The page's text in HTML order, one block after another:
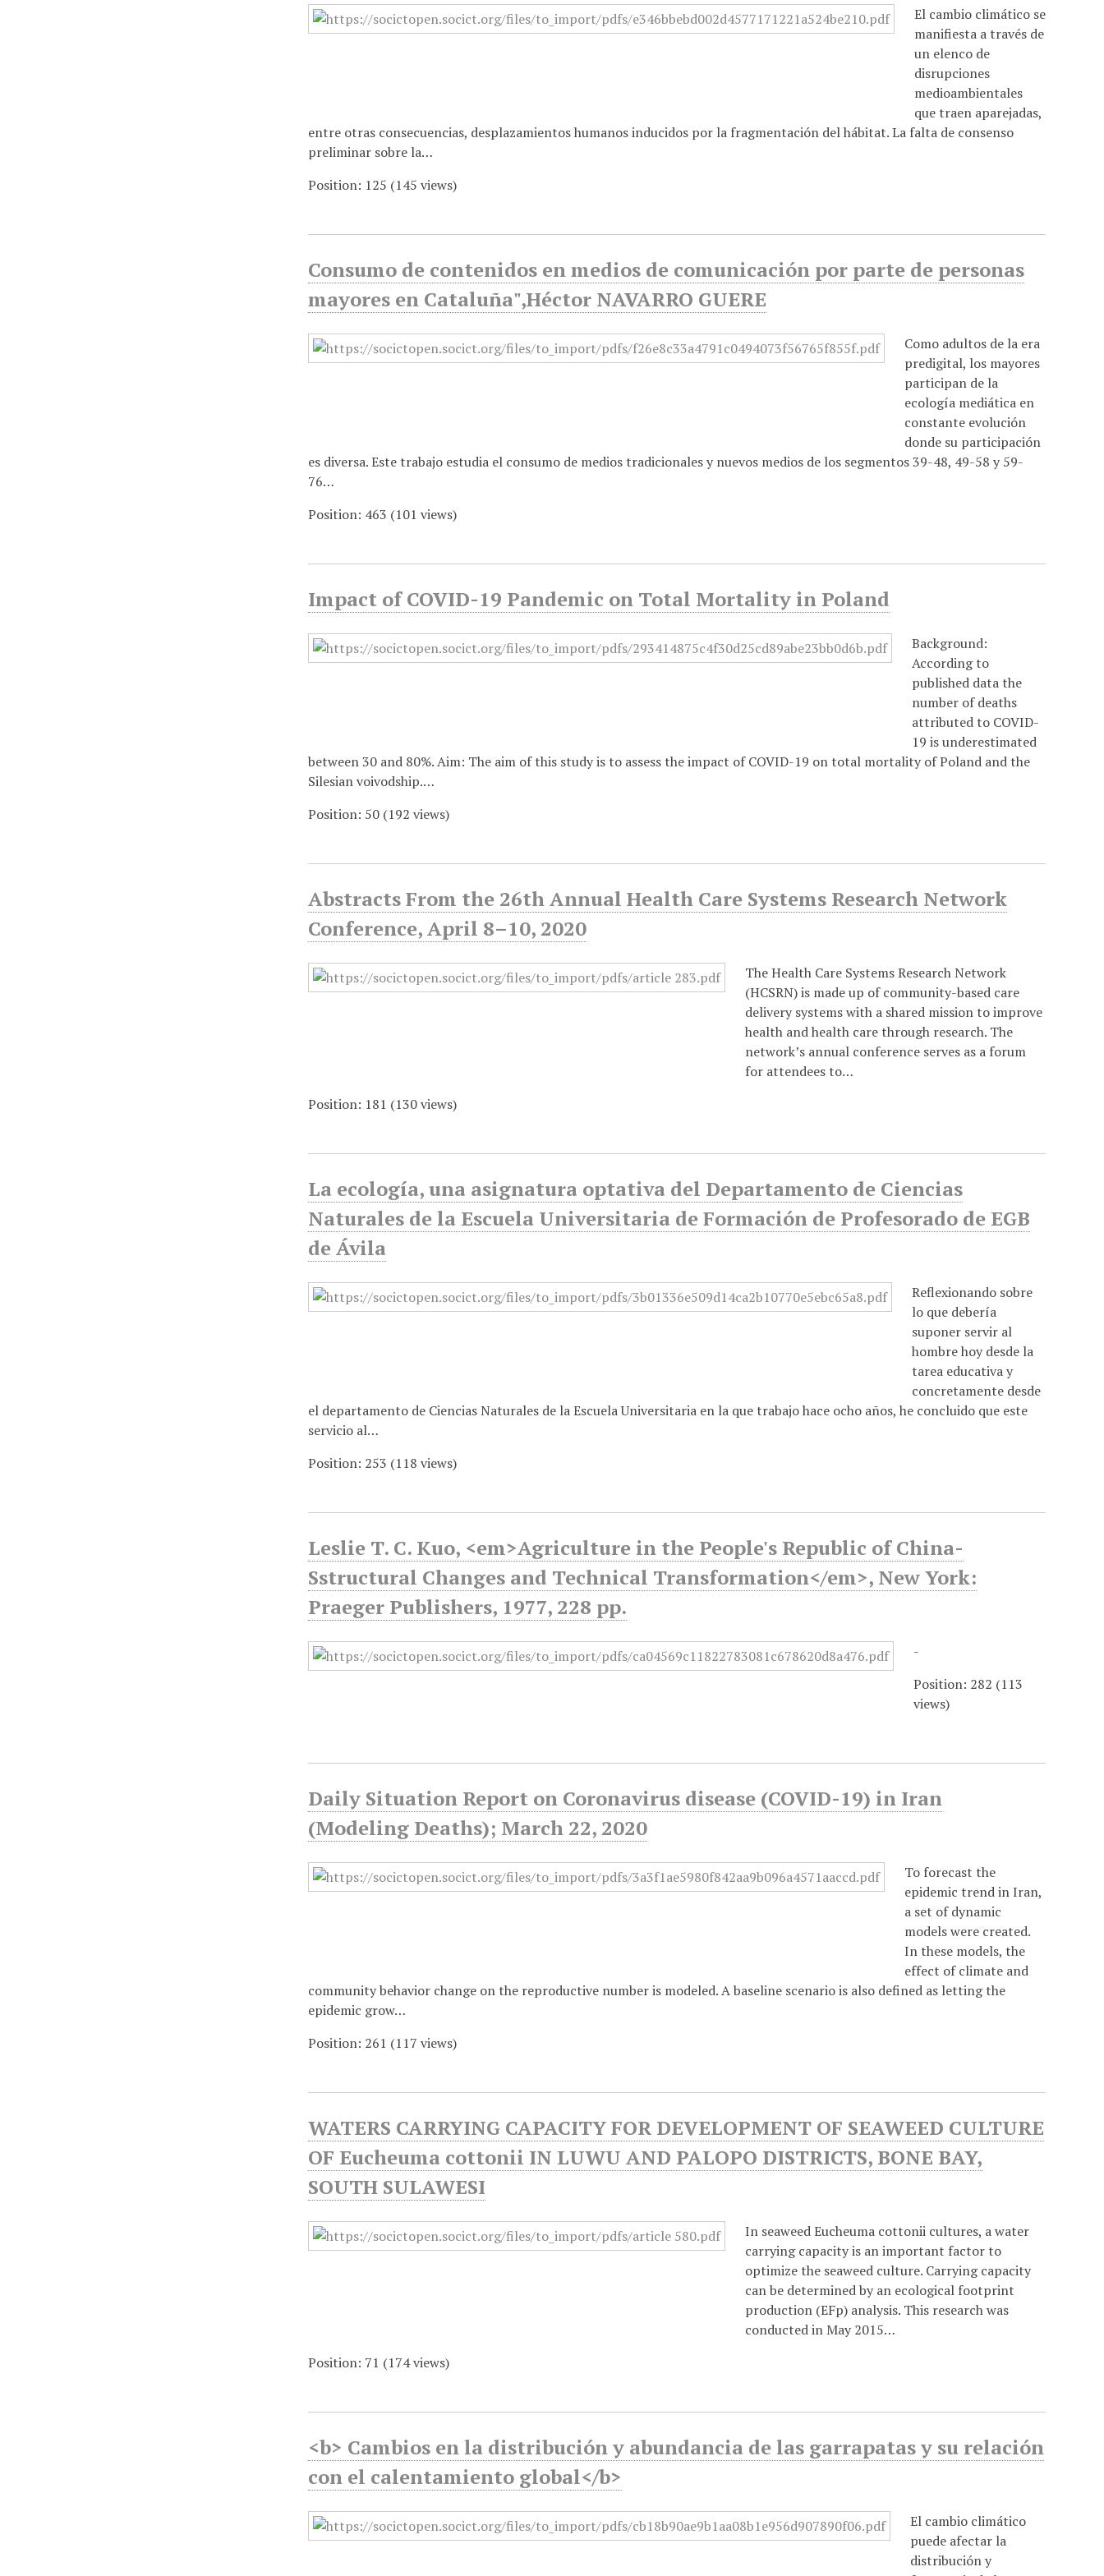
El cambio climático se
manifiesta a través de
un elenco de
disrupciones
medioambientales
que traen aparejadas,
entre otras consecuencias, desplazamientos humanos inducidos por la fragmentación del hábitat. La falta de consenso
preliminar sobre la…
Position: 125 (145 views)
Consumo de contenidos en medios de comunicación por parte de personas
mayores en Cataluña",Héctor NAVARRO GUERE
Como adultos de la era
predigital, los mayores
participan de la
ecología mediática en
constante evolución
donde su participación
es diversa. Este trabajo estudia el consumo de medios tradicionales y nuevos medios de los segmentos 39-48, 49-58 y 59-
76…
Position: 463 (101 views)
Impact of COVID-19 Pandemic on Total Mortality in Poland
Background:
According to
published data the
number of deaths
attributed to COVID-
19 is underestimated
between 30 and 80%. Aim: The aim of this study is to assess the impact of COVID-19 on total mortality of Poland and the
Silesian voivodship.…
Position: 50 (192 views)
Abstracts From the 26th Annual Health Care Systems Research Network
Conference, April 8–10, 2020
The Health Care Systems Research Network
(HCSRN) is made up of community-based care
delivery systems with a shared mission to improve
health and health care through research. The
network’s annual conference serves as a forum
for attendees to…
Position: 181 (130views)
La ecología, una asignatura optativa del Departamento de Ciencias
Naturales de la Escuela Universitaria de Formación de Profesorado de EGB
de Ávila
Reflexionando sobre
lo que debería
suponer servir al
hombre hoy desde la
tarea educativa y
concretamente desde
el departamento de Ciencias Naturales de la Escuela Universitaria en la que trabajo hace ocho años, he concluido que este
servicio al…
Position: 253 (118 views)
Leslie T. C. Kuo, <em>Agriculture in the People's Republic of China-
Sstructural Changes and Technical Transformation</em>, New York:
Praeger Publishers, 1977, 228 pp.
-
Position: 282 (113
views)
Daily Situation Report on Coronavirus disease (COVID-19) in Iran
(Modeling Deaths); March 22, 2020
To forecast the
epidemic trend in Iran,
a set of dynamic
models were created.
In these models, the
effect of climate and
community behavior change on the reproductive number is modeled. A baseline scenario is also defined as letting the
epidemic grow…
Position: 261 (117 views)
WATERS CARRYING CAPACITY FOR DEVELOPMENT OF SEAWEED CULTURE
OF Eucheuma cottonii IN LUWU AND PALOPO DISTRICTS, BONE BAY,
SOUTH SULAWESI
In seaweed Eucheuma cottonii cultures, a water
carrying capacity is an important factor to
optimize the seaweed culture. Carrying capacity
can be determined by an ecological footprint
production (EFp) analysis. This research was
conducted in May 2015…
Position: 71 (174views)
<b> Cambios en la distribución y abundancia de las garrapatas y su relación
con el calentamiento global</b>
El cambio climático
puede afectar la
distribución y